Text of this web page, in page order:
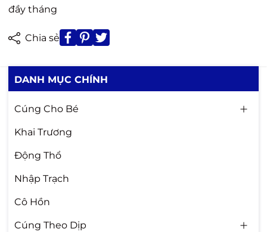
đầy tháng
Chia sẻ
DANH MỤC CHÍNH
Cúng Cho Bé
Khai Trương
Động Thổ
Nhập Trạch
Cô Hồn
Cúng Theo Dịp